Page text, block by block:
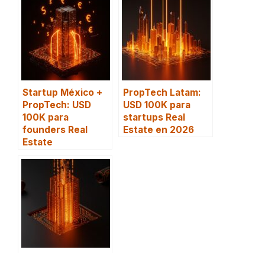
Startup México +
PropTech: USD
100K para
founders Real
Estate
PropTech Latam:
USD 100K para
startups Real
Estate en 2026